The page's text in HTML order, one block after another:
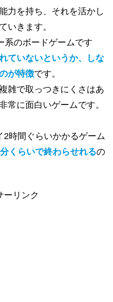
力を持ち、それを活かし
いきます。
系のボードゲームです
ていないというか、しな
が特徴です。
雑で取っつきにくさはあ
常に面白いゲームです。
時間ぐらいかかるゲーム
くらいで終わらせれるの
ーリンク